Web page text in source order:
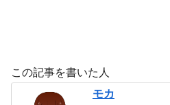
この記事を書いた人
モカ